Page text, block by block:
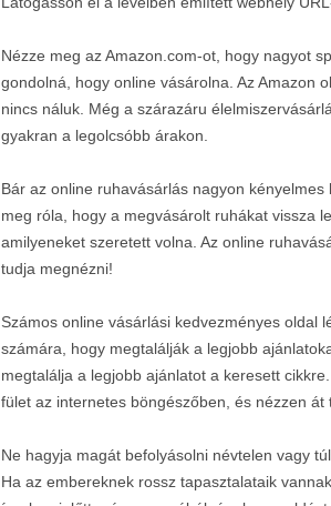
Nézze meg az Amazon.com-ot, hogy nagyot
gondolná, hogy online vásárolna. Az Amazon
nincs náluk. Még a szárazáru
gyakran a legolcsóbb árakon.
Bár az online ruhavásárlás nagyon
meg róla, hogy a megvásárolt ruhákat vissza
amilyeneket szeretett volna. Az online
tudja megnézni!
Számos online vásárlási kedvezményes oldal
számára, hogy megtalálják a legjobb
megtalálja a legjobb ajánlatot a keresett
fület az internetes böngészőben, és nézzen
Ne hagyja magát befolyásolni névtelen vagy
Ha az embereknek rossz tapasztalataik